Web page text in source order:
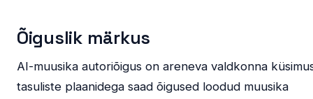
Õiguslik märkus
AI-muusika autoriõigus on areneva valdkonna
tasuliste plaanidega saad õigused loodud muusika